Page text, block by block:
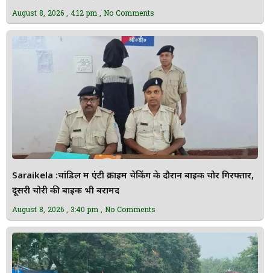
August 8, 2026 4:12 pm No Comments
Saraikela :चांडिल में एंटी क्राइम चेकिंग के दौरान बाइक चोर गिरफ्तार,
दूसरी चोरी की बाइक भी बरामद
August 8, 2026 3:40 pm No Comments